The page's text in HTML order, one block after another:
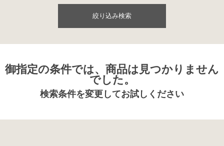
絞り込み検索
御指定の条件では、商品は見つかりません
でした。
検索条件を変更してお試しください